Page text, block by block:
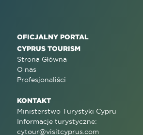
OFICJALNY PORTAL
CYPRUS TOURISM
Strona Główna
O nas
Profesjonaliści
KONTAKT
Ministerstwo Turystyki Cypru
Informacje turystyczne:
cytour@visitcyprus.com